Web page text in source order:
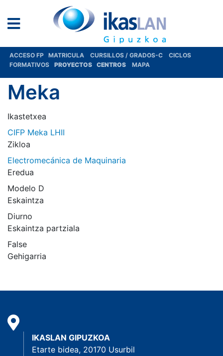
ACCESO FP MATRICULA CURSILLOS / GRADOS-C
CICLOS
FORMATIVOS
PROYECTOS CENTROS MAPA
Meka
Ikastetxea
CIFP Meka LHII
Zikloa
Electromecánica de Maquinaria
Eredua
Modelo D
Eskaintza
Diurno
Eskaintza partziala
False
Gehigarria
IKASLAN GIPUZKOA
Etarte bidea, 20170 Usurbil